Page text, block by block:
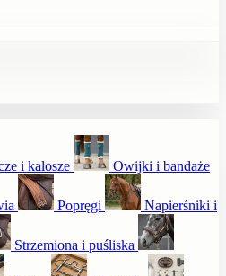
i kalosze Owijki i bandaże
Popręgi Napierśniki i
Strzemiona i puśliska